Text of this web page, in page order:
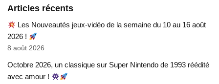
Articles récents
Les Nouveautés jeux-vidéo de la semaine du 10 au 16 août
2026 !
8 août 2026
Octobre 2026, un classique sur Super Nintendo de 1993 réédité
avec amour !